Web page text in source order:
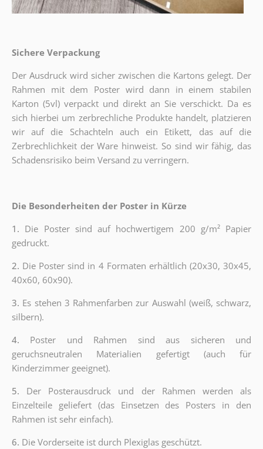
Sichere Verpackung
Der Ausdruck wird sicher zwischen die Kartons gelegt. Der
Rahmen mit dem Poster wird dann in einem stabilen
Karton (5vl) verpackt und direkt an Sie verschickt. Da es
sich hierbei um zerbrechliche Produkte handelt, platzieren
wir auf die Schachteln auch ein Etikett, das auf die
Zerbrechlichkeit der Ware hinweist. So sind wir fähig, das
Schadensrisiko beim Versand zu verringern.
Die Besonderheiten der Poster in Kürze
1. Die Poster sind auf hochwertigem 200 g/m² Papier
gedruckt.
2. Die Poster sind in 4 Formaten erhältlich (20x30, 30x45,
40x60, 60x90).
3. Es stehen 3 Rahmenfarben zur Auswahl (weiß, schwarz,
silbern).
4. Poster und Rahmen sind aus sicheren und
geruchsneutralen Materialien gefertigt (auch für
Kinderzimmer geeignet).
5. Der Posterausdruck und der Rahmen werden als
Einzelteile geliefert (das Einsetzen des Posters in den
Rahmen ist sehr einfach).
6. Die Vorderseite ist durch Plexiglas geschützt.